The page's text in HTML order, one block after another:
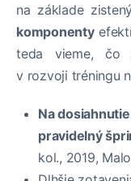
na základe
komponenty
teda vieme, čo
v rozvoji tréningu
Na
pravidelný
kol., 2019,